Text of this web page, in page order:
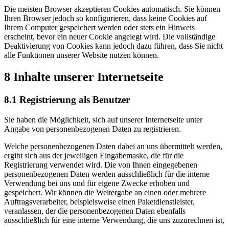
Die meisten Browser akzeptieren Cookies automatisch. Sie können
Ihren Browser jedoch so konfigurieren, dass keine Cookies auf
Ihrem Computer gespeichert werden oder stets ein Hinweis
erscheint, bevor ein neuer Cookie angelegt wird. Die vollständige
Deaktivierung von Cookies kann jedoch dazu führen, dass Sie nicht
alle Funktionen unserer Website nutzen können.
8 Inhalte unserer Internetseite
8.1 Registrierung als Benutzer
Sie haben die Möglichkeit, sich auf unserer Internetseite unter
Angabe von personenbezogenen Daten zu registrieren.
Welche personenbezogenen Daten dabei an uns übermittelt werden,
ergibt sich aus der jeweiligen Eingabemaske, die für die
Registrierung verwendet wird. Die von Ihnen eingegebenen
personenbezogenen Daten werden ausschließlich für die interne
Verwendung bei uns und für eigene Zwecke erhoben und
gespeichert. Wir können die Weitergabe an einen oder mehrere
Auftragsverarbeiter, beispielsweise einen Paketdienstleister,
veranlassen, der die personenbezogenen Daten ebenfalls
ausschließlich für eine interne Verwendung, die uns zuzurechnen ist,